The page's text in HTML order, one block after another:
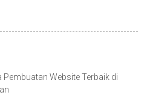
Pembuatan Website Terbaik di